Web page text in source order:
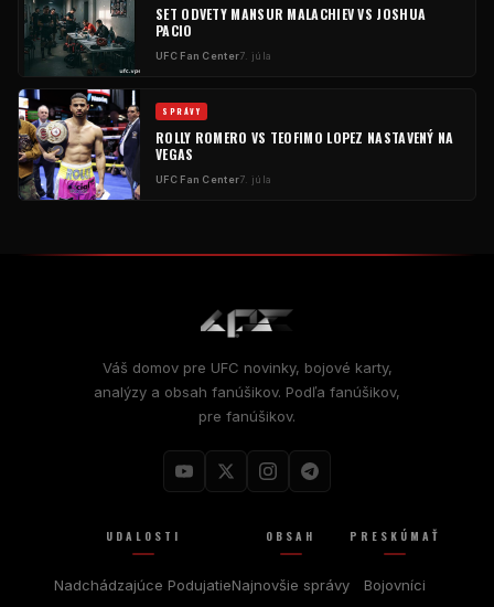
SET ODVETY MANSUR MALACHIEV VS JOSHUA
PACIO
UFCFan Center7. júla
SPRÁVY
ROLLY ROMERO VS TEOFIMO LOPEZ NASTAVENÝ NA
VEGAS
UFCFan Center7. júla
Váš domov pre UFC novinky, bojové karty,
analýzy a obsah fanúšikov. Podľa fanúšikov,
pre fanúšikov.
UDALOSTI
Nadchádzajúce Podujatie
OBSAH
Najnovšie správy
PRESKÚMAŤ
Bojovníci